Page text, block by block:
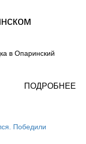
в Опаринский
ПОДРОБНЕЕ